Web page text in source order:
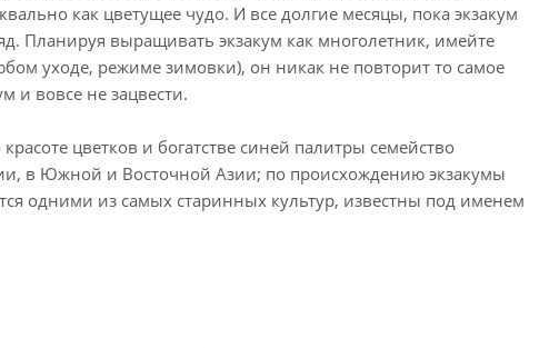
как цветущее чудо. И все долгие месяцы, пока экзакум
Планируя выращивать экзакум как многолетник, имейте
уходе, режиме зимовки), он никак не повторит то самое
и вовсе не зацвести.
цветков и богатстве синей палитры семейство
в Южной и Восточной Азии; по происхождению экзакумы
одними из самых старинных культур, известны под именем